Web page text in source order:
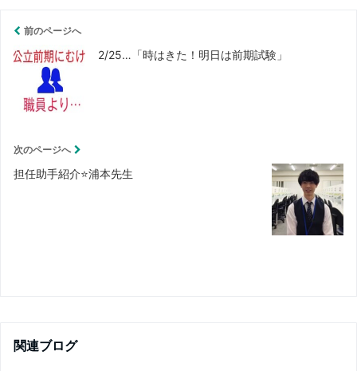
前のページへ
2/25…「時はきた！明日は前期試験」
次のページへ
担任助手紹介⭐️浦本先生
関連ブログ